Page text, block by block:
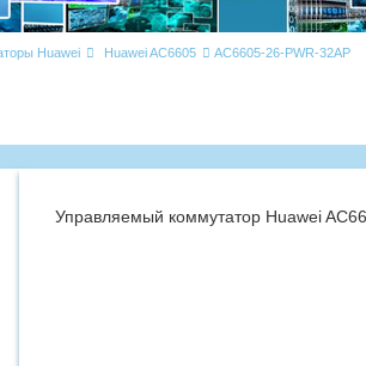
Huawei Huawei AC6605 AC6605-26-PWR-32AP
Управляемый коммутатор Huawei